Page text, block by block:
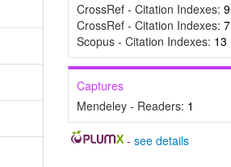
CrossRef - Citation Indexes: 9
CrossRef - Citation Indexes: 7
Scopus - Citation Indexes: 13
Captures
Mendeley - Readers: 1
-see details